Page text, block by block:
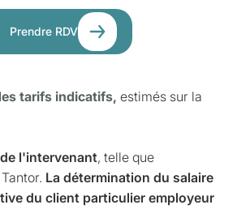
Prendre RDV
tarifs indicatifs, estimés sur la
l'intervenant, telle que
La détermination du salaire
du client particulier employeur